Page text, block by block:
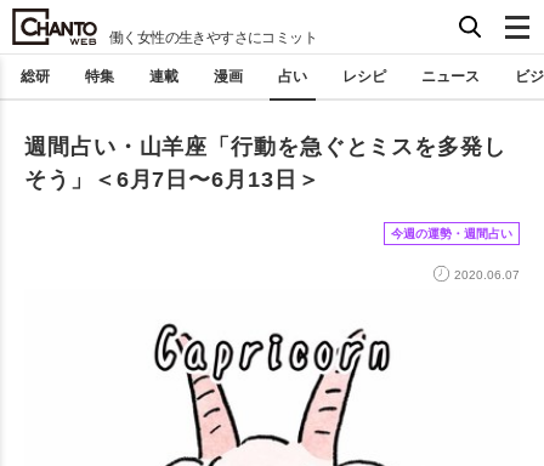
働く女性の生きやすさにコミット
総研 特集 連載 漫画 占い レシピ ニュース ビ
週間占い・山羊座「行動を急ぐとミスを多発し
そう」＜6月7日〜6月13日＞
今週の運勢・週間占い
2020.06.07